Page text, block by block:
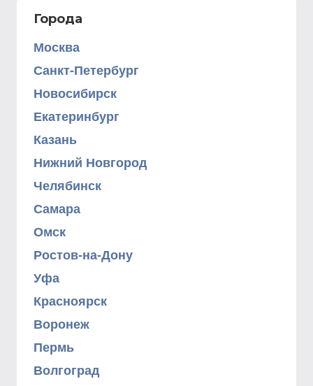
Города
Москва
Санкт-Петербург
Новосибирск
Екатеринбург
Казань
Нижний Новгород
Челябинск
Самара
Омск
Ростов-на-Дону
Уфа
Красноярск
Воронеж
Пермь
Волгоград